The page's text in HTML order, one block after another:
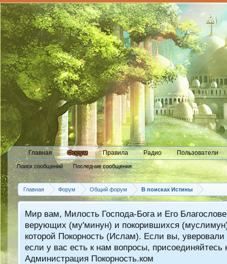
Главная Форум
Поиск сообщений Последние сообщения
Правила Радио Пользователи
Главная Форум Общий форум В поисках Истины
Мир вам, Милость Господа-Бога и Его
верующих (му'минун) и покорившихся
которой Покорность (Ислам). Если вы,
если у вас есть к нам вопросы,
Администрация Покорность.ком